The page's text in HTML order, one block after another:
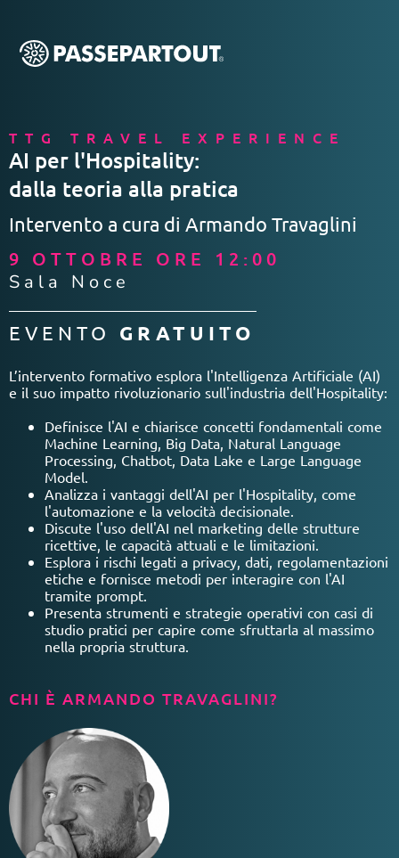
TTG TRAVEL EXPERIENCE
AI per l'Hospitality:
dalla teoria alla pratica
Intervento a cura di Armando Travaglini
9 OTTOBRE ORE 12:00
Sala Noce
EVENTO GRATUITO
L’intervento formativo esplora l'Intelligenza Artificiale (AI)
e il suo impatto rivoluzionario sull'industria dell'Hospitality:
Definisce l'AI e chiarisce concetti fondamentali come
Machine Learning, Big Data, Natural Language
Processing, Chatbot, Data Lake e Large Language
Model.
Analizza i vantaggi dell'AI per l'Hospitality, come
l'automazione e la velocità decisionale.
Discute l'uso dell'AI nel marketing delle strutture
ricettive, le capacità attuali e le limitazioni.
Esplora i rischi legati a privacy, dati, regolamentazioni
etiche e fornisce metodi per interagire con l'AI
tramite prompt.
Presenta strumenti e strategie operativi con casi di
studio pratici per capire come sfruttarla al massimo
nella propria struttura.
CHI È ARMANDO TRAVAGLINI?